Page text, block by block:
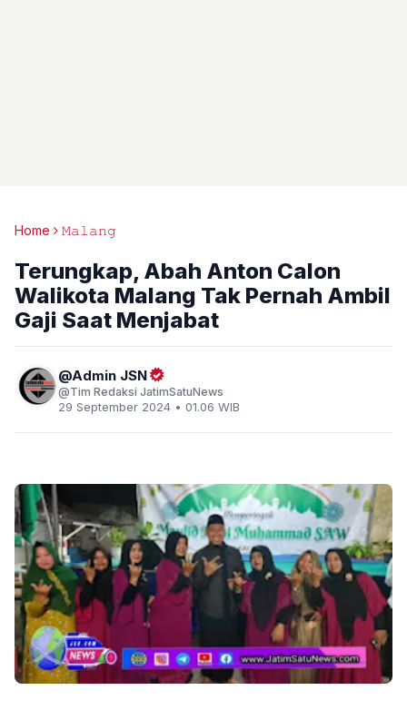
Home 𝙼𝚊𝚕𝚊𝚗𝚐
Terungkap, Abah Anton Calon
Walikota Malang Tak Pernah Ambil
Gaji Saat Menjabat
Admin JSN
Tim Redaksi JatimSatuNews
29 September 2024 • 01.06 WIB